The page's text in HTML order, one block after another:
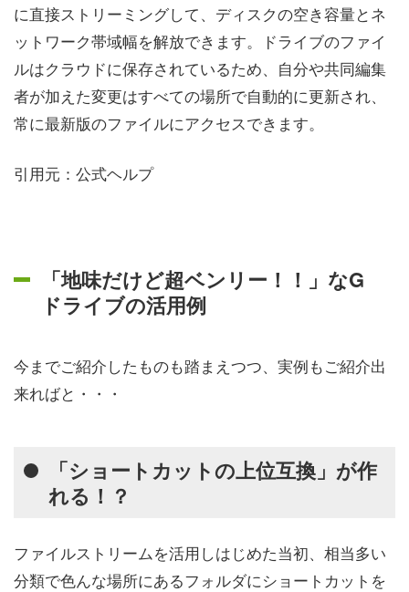
に直接ストリーミングして、ディスクの空き容量とネ
ットワーク帯域幅を解放できます。ドライブのファイ
ルはクラウドに保存されているため、自分や共同編集
者が加えた変更はすべての場所で自動的に更新され、
常に最新版のファイルにアクセスできます。
引用元：公式ヘルプ
「地味だけど超ベンリー！！」なG
ドライブの活用例
今までご紹介したものも踏まえつつ、実例もご紹介出
来ればと・・・
「ショートカットの上位互換」が作
れる！？
ファイルストリームを活用しはじめた当初、相当多い
分類で色んな場所にあるフォルダにショートカットを